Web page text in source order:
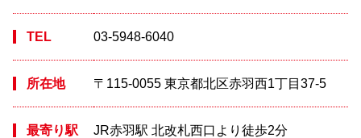
TEL 03-5948-6040
所在地 〒115-0055 東京都北区赤羽西1丁目37-5
最寄り駅 JR赤羽駅 北改札西口より徒歩2分